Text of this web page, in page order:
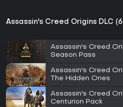
Assassin's Creed Origins DLC
Assassin's Creed
Season Pass
Assassin's Creed
The Hidden Ones
Assassin's Creed
Centurion Pack